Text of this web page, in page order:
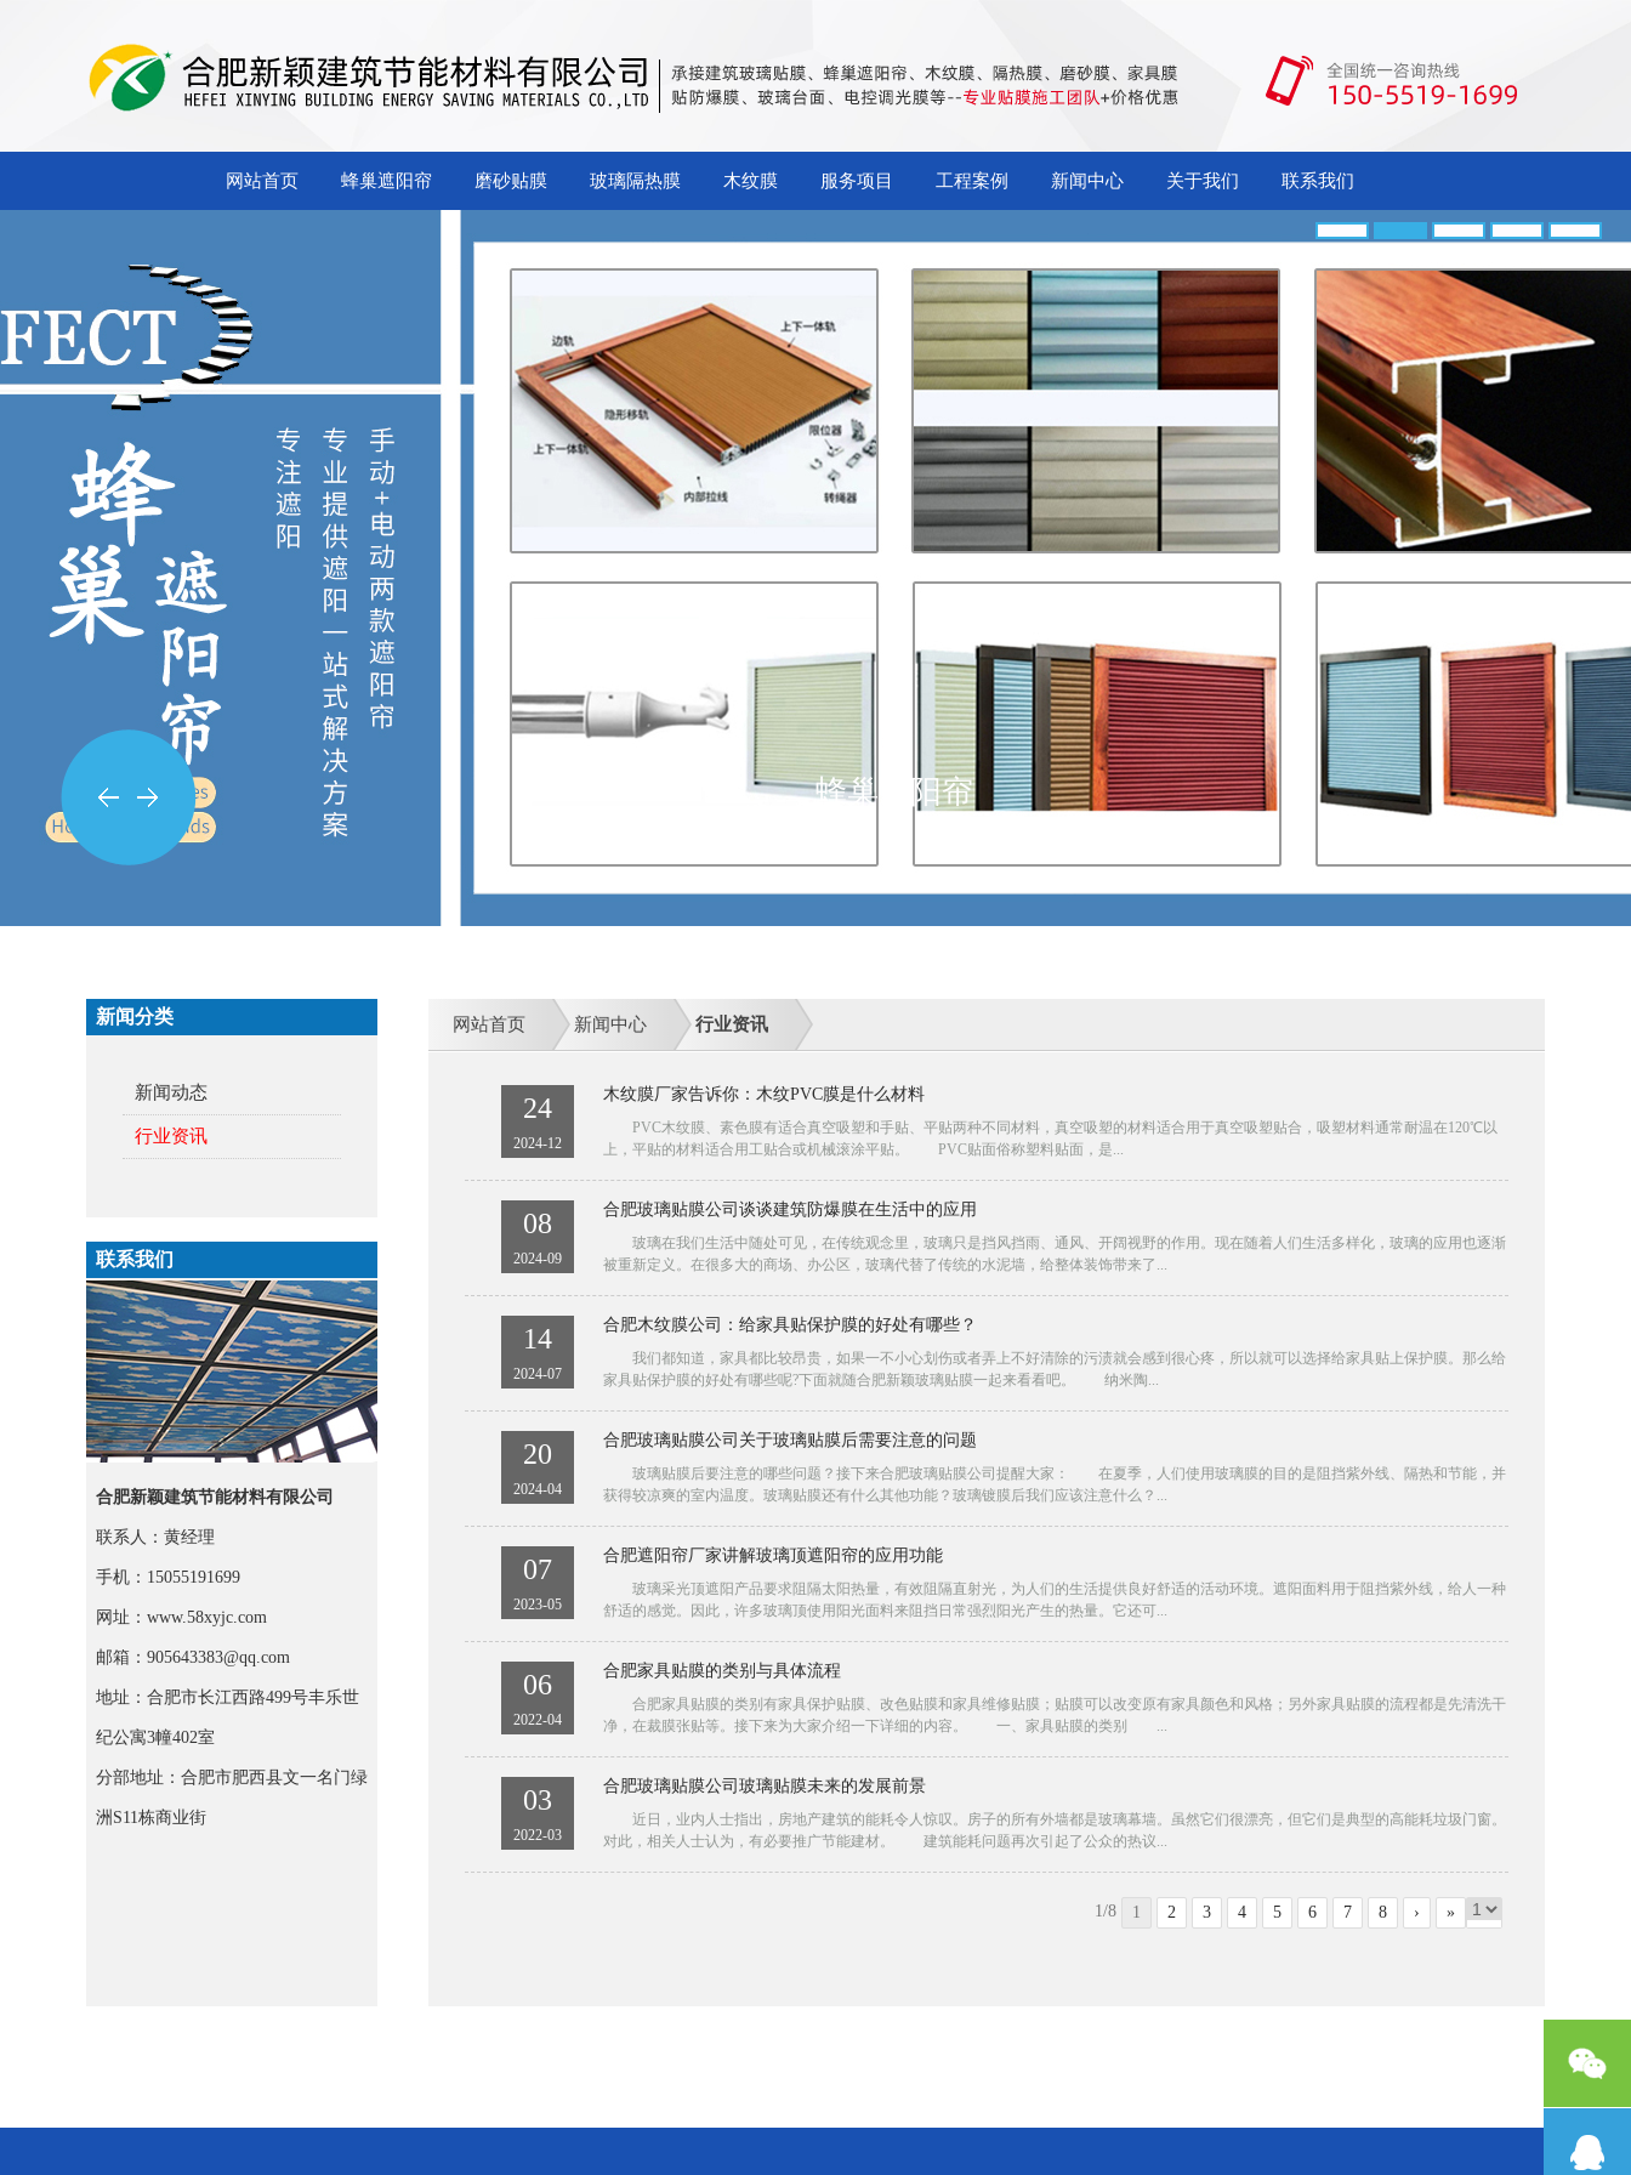
网站首页 蜂巢遮阳帘 磨砂贴膜 玻璃隔热膜 木纹膜 服务项目 工程案例 新闻中心 关于我们 联系我们
蜂巢遮阳帘
新闻分类
新闻动态
行业资讯
网站首页 新闻中心 行业资讯
24
2024-12
木纹膜厂家告诉你：木纹PVC膜是什么材料
PVC木纹膜、素色膜有适合真空吸塑和手贴、平贴两种不同材料，真空吸塑的材料适合用于真空吸塑贴合，吸塑材料通常耐温在120℃以
上，平贴的材料适合用工贴合或机械滚涂平贴。 PVC贴面俗称塑料贴面，是...
08
2024-09
合肥玻璃贴膜公司谈谈建筑防爆膜在生活中的应用
玻璃在我们生活中随处可见，在传统观念里，玻璃只是挡风挡雨、通风、开阔视野的作用。现在随着人们生活多样化，玻璃的应用也逐渐
被重新定义。在很多大的商场、办公区，玻璃代替了传统的水泥墙，给整体装饰带来了...
14
2024-07
合肥木纹膜公司：给家具贴保护膜的好处有哪些？
我们都知道，家具都比较昂贵，如果一不小心划伤或者弄上不好清除的污渍就会感到很心疼，所以就可以选择给家具贴上保护膜。那么给
家具贴保护膜的好处有哪些呢?下面就随合肥新颖玻璃贴膜一起来看看吧。 纳米陶...
20
2024-04
合肥玻璃贴膜公司关于玻璃贴膜后需要注意的问题
玻璃贴膜后要注意的哪些问题？接下来合肥玻璃贴膜公司提醒大家： 在夏季，人们使用玻璃膜的目的是阻挡紫外线、隔热和节能，并
获得较凉爽的室内温度。玻璃贴膜还有什么其他功能？玻璃镀膜后我们应该注意什么？...
07
2023-05
合肥遮阳帘厂家讲解玻璃顶遮阳帘的应用功能
玻璃采光顶遮阳产品要求阻隔太阳热量，有效阻隔直射光，为人们的生活提供良好舒适的活动环境。遮阳面料用于阻挡紫外线，给人一种
舒适的感觉。因此，许多玻璃顶使用阳光面料来阻挡日常强烈阳光产生的热量。它还可...
06
2022-04
合肥家具贴膜的类别与具体流程
合肥家具贴膜的类别有家具保护贴膜、改色贴膜和家具维修贴膜；贴膜可以改变原有家具颜色和风格；另外家具贴膜的流程都是先清洗干
净，在裁膜张贴等。接下来为大家介绍一下详细的内容。 一、家具贴膜的类别 ...
03
2022-03
合肥玻璃贴膜公司玻璃贴膜未来的发展前景
近日，业内人士指出，房地产建筑的能耗令人惊叹。房子的所有外墙都是玻璃幕墙。虽然它们很漂亮，但它们是典型的高能耗垃圾门窗。
对此，相关人士认为，有必要推广节能建材。 建筑能耗问题再次引起了公众的热议...
1/8 1 2 3 4 5 6 7 8 › »
联系我们
合肥新颖建筑节能材料有限公司
联系人：黄经理
手机：15055191699
网址：www.58xyjc.com
邮箱：905643383@qq.com
地址：合肥市长江西路499号丰乐世
纪公寓3幢402室
分部地址：合肥市肥西县文一名门绿
洲S11栋商业街